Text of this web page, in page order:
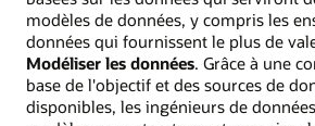
modèles de données, y compris les
données qui fournissent le plus de
Modéliser les données. Grâce à une
base de l'objectif et des sources de
disponibles, les ingénieurs de